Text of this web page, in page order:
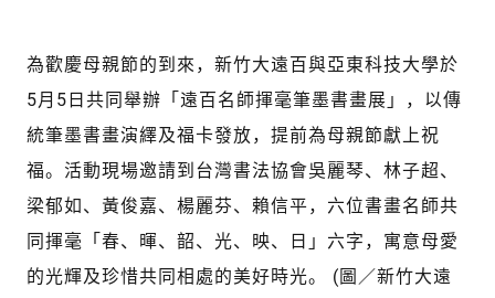
為歡慶母親節的到來，新竹大遠百與亞東科技大學於
5月5日共同舉辦「遠百名師揮毫筆墨書畫展」，以傳
統筆墨書畫演繹及福卡發放，提前為母親節獻上祝
福。活動現場邀請到台灣書法協會吳麗琴、林子超、
梁郁如、黃俊嘉、楊麗芬、賴信平，六位書畫名師共
同揮毫「春、暉、韶、光、映、日」六字，寓意母愛
的光輝及珍惜共同相處的美好時光。 (圖／新竹大遠